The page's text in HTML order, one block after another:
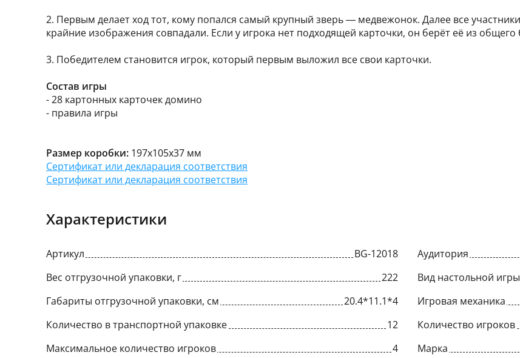
2. Первым делает ход тот, кому попался самый крупный зверь — медвежонок. Далее все
крайние изображения совпадали. Если у игрока нет подходящей карточки, он берёт её из общего
3. Победителем становится игрок, который первым выложил все свои карточки.
Состав игры
- 28 картонных карточек домино
- правила игры
Размер коробки: 197х105х37 мм
Сертификат или декларация соответствия
Сертификат или декларация соответствия
Характеристики
Артикул BG-12018 Аудитория
Вес отгрузочной упаковки, г
222 Вид настольной игры
Габариты отгрузочной упаковки, см
20.4*11.1*4 Игровая механика
Количество в транспортной упаковке
12 Количество игроков
Максимальное количество игроков
4 Марка